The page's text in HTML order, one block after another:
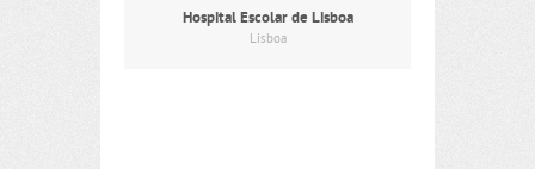
Hospital Escolar de Lisboa
Lisboa